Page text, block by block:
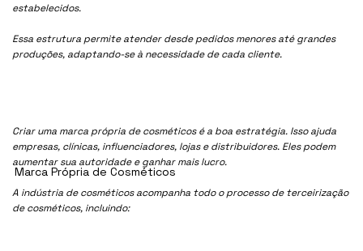
estabelecidos.
Essa estrutura permite atender desde pedidos menores até grandes
produções, adaptando-se à necessidade de cada cliente.
Criar uma marca própria de cosméticos é a boa estratégia. Isso ajuda
empresas, clínicas, influenciadores, lojas e distribuidores. Eles podem
aumentar sua autoridade e ganhar mais lucro.
A indústria de cosméticos acompanha todo o processo de terceirização
de cosméticos, incluindo:
Marca Própria de Cosméticos